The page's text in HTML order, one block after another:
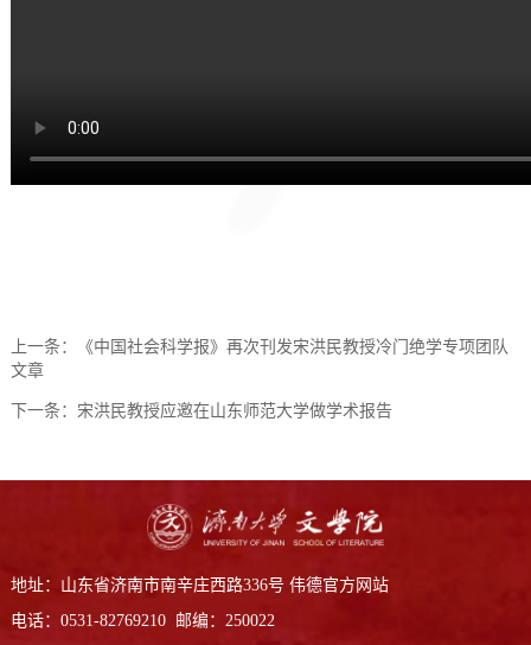
上一条：
《中国社会科学报》再次刊发宋洪民教授冷门绝学专项团队
文章
下一条： 宋洪民教授应邀在山东师范大学做学术报告
地址：山东省济南市南辛庄西路336号 伟德官方网站
电话：0531-82769210 邮编：250022